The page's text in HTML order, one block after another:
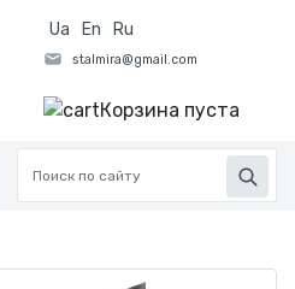
Ua En Ru
Корзина пуста